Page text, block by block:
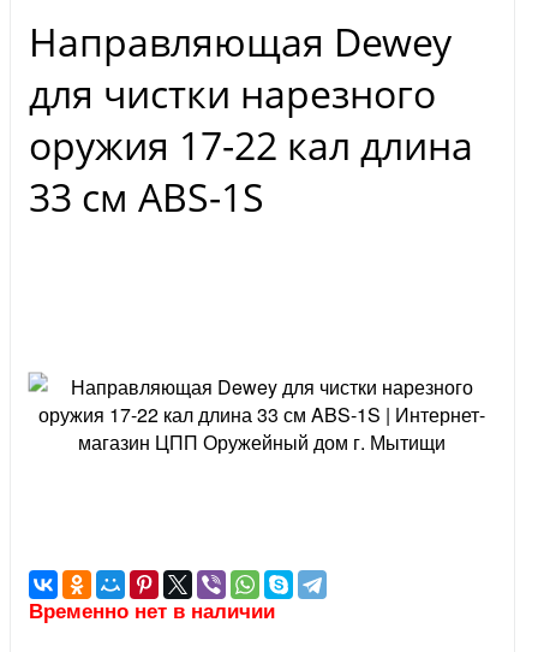
Направляющая Dewey
для чистки нарезного
оружия 17-22 кал длина
33 см ABS-1S
Временно нет в наличии